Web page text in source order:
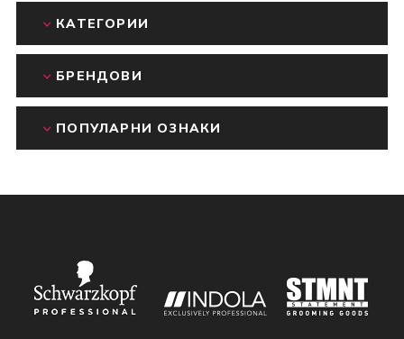
КАТЕГОРИИ
БРЕНДОВИ
ПОПУЛАРНИ ОЗНАКИ